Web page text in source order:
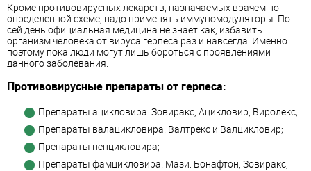
Кроме противовирусных лекарств, назначаемых врачем по
определенной схеме, надо применять иммуномодуляторы. По
сей день официальная медицина не знает как, избавить
организм человека от вируса герпеса раз и навсегда. Именно
поэтому пока люди могут лишь бороться с проявлениями
данного заболевания.
Противовирусные препараты от герпеса:
Препараты ацикловира. Зовиракс, Ацикловир, Виролекс;
Препараты валацикловира. Валтрекс и Валцикловир;
Препараты пенцикловира;
Препараты фамцикловира. Мази: Бонафтон, Зовиракс,